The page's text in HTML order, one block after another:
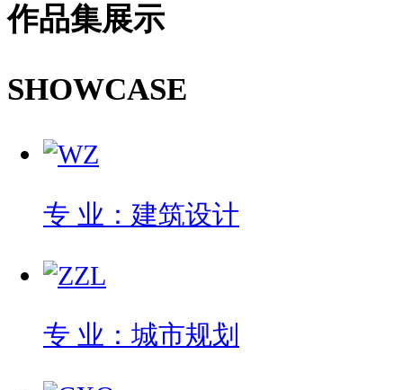
作品集展示
SHOWCASE
专 业：建筑设计
专 业：城市规划